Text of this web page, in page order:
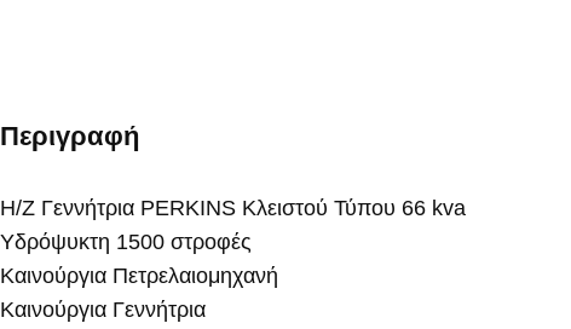
Περιγραφή
Η/Ζ Γεννήτρια PERKINS Κλειστού Τύπου 66 kva
Υδρόψυκτη 1500 στροφές
Καινούργια Πετρελαιομηχανή
Καινούργια Γεννήτρια